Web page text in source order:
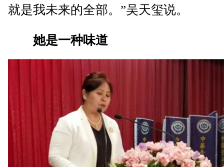
就是我未来的全部。”吴天玺说。
她是一种味道